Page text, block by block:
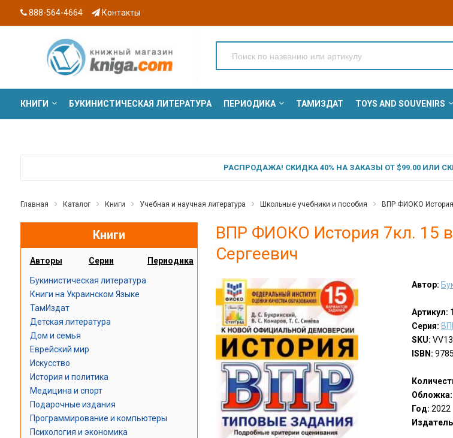
888-564-4664 Контакты
КНИГИ БУКИНИСТИЧЕСКАЯ ЛИТЕРАТУРА ПЕРИОДИКА ТАМИЗДАТ TOYS AND SOUVENIRS
РАСПРОДАЖА! СКИДКА 40% НА ЗАКАЗЫ ОТ $99.00 ИЛИ
Главная Каталог Книги Учебная и научная литература Школьные учебники и пособия ВПР ФИОКО История
Книги
Авторы Серии Периодика
Букинистическая литература
Книги на Украинском Языке
ТамИздат
Детская литература
Дом и семья
Еврейский мир
Искусство
История и политика
Медицина и спорт
Подарочные издания
Программирование и компьютеры
Психология и экономика
ВПР ФИОКО История 7кл. 15
Сергеевич
Автор:
Артикул:
Серия:
SKU:
ISBN:
Обложка:
Год: 2022